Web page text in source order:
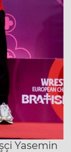
Yasemin